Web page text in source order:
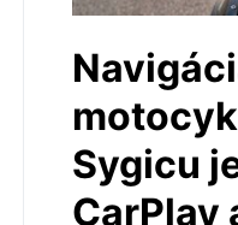
Sygicu
CarPlay